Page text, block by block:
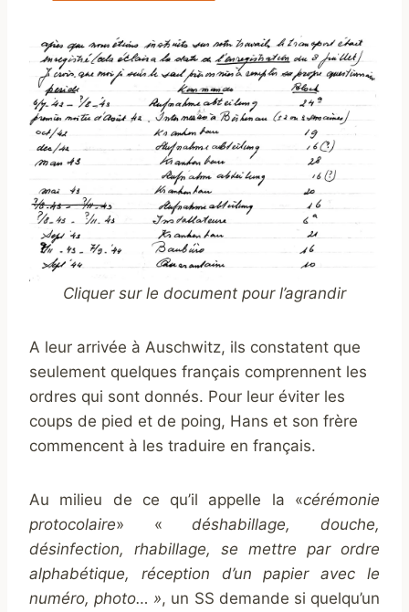
Cliquer sur le document pour l’agrandir
A leur arrivée à Auschwitz, ils constatent que
seulement quelques français comprennent les
ordres qui sont donnés. Pour leur éviter les
coups de pied et de poing, Hans et son frère
commencent à les traduire en français.
Au milieu de ce qu’il appelle la «cérémonie
protocolaire» «déshabillage, douche,
désinfection, rhabillage, se mettre par ordre
alphabétique, réception d’un papier avec le
numéro, photo… », un SS demande si quelqu’un